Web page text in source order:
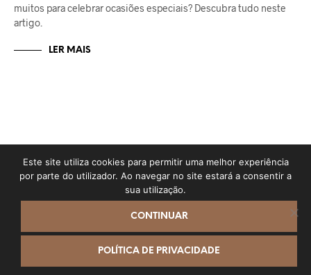
muitos para celebrar ocasiões especiais? Descubra tudo neste
artigo.
LER MAIS
O Mimado @ 2023 - Direitos reservados // Desenvolvimento
QOOB//Livro de Reclamações
Este site utiliza cookies para permitir uma melhor experiência
por parte do utilizador. Ao navegar no site estará a consentir a
sua utilização.
CONTINUAR
POLÍTICA DE PRIVACIDADE
Contacte-nos
OPEN